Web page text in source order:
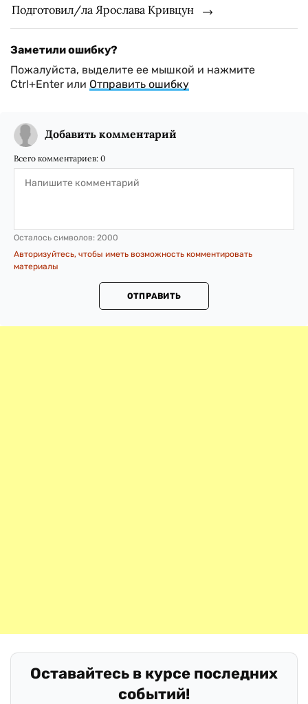
Подготовил/ла Ярослава Кривцун
Заметили ошибку?
Пожалуйста, выделите ее мышкой и нажмите
Ctrl+Enter или Отправить ошибку
Добавить комментарий
Всего комментариев: 0
Осталось символов: 2000
Авторизуйтесь, чтобы иметь возможность комментировать
материалы
ОТПРАВИТЬ
Оставайтесь в курсе последних
событий!